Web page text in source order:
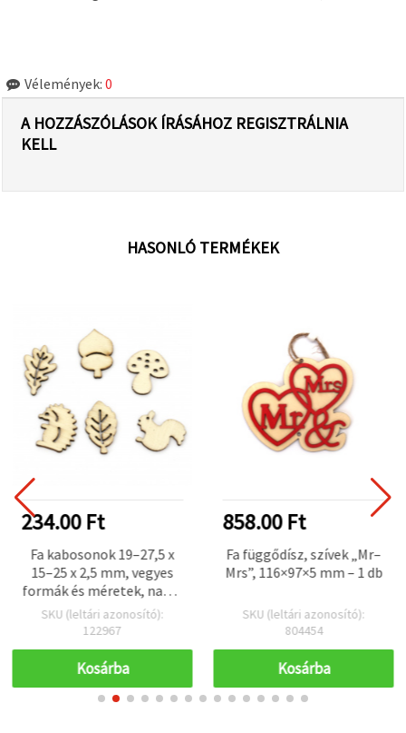
Vélemények: 0
A HOZZÁSZÓLÁSOK ÍRÁSÁHOZ REGISZTRÁLNIA
KELL
HASONLÓ TERMÉKEK
234.00 Ft
Fa kabosonok 19–27,5 x
15–25 x 2,5 mm, vegyes
formák és méretek, natúr
fa színű – 10 db
SKU (leltári azonosító):
122967
Kosárba
858.00 Ft
Fa függődísz, szívek „Mr–
Mrs”, 116×97×5 mm – 1 db
SKU (leltári azonosító):
804454
Kosárba